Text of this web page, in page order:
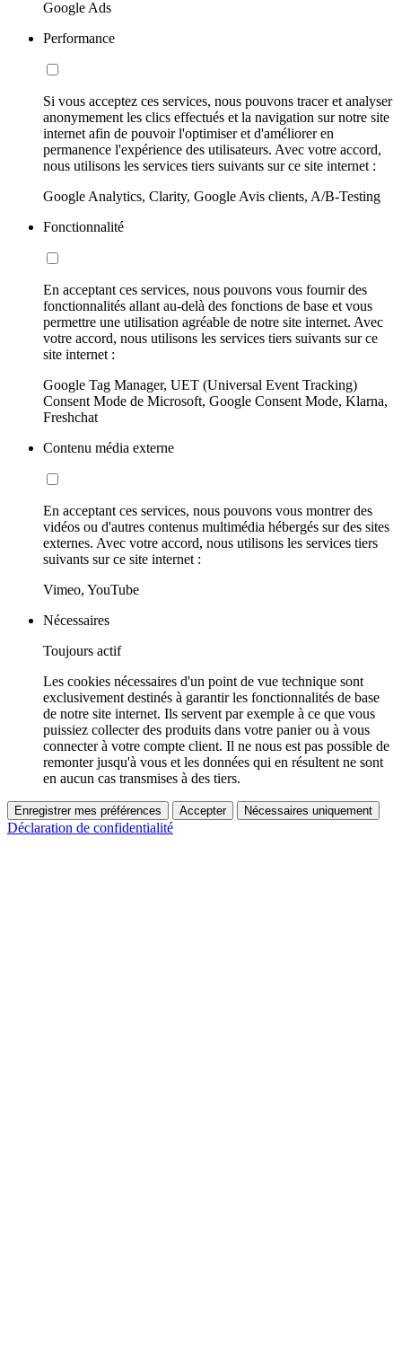
Google Ads
Performance
Si vous acceptez ces services, nous pouvons tracer et analyser
anonymement les clics effectués et la navigation sur notre site
internet afin de pouvoir l'optimiser et d'améliorer en
permanence l'expérience des utilisateurs. Avec votre accord,
nous utilisons les services tiers suivants sur ce site internet :
Google Analytics, Clarity, Google Avis clients, A/B-Testing
Fonctionnalité
En acceptant ces services, nous pouvons vous fournir des
fonctionnalités allant au-delà des fonctions de base et vous
permettre une utilisation agréable de notre site internet. Avec
votre accord, nous utilisons les services tiers suivants sur ce
site internet :
Google Tag Manager, UET (Universal Event Tracking)
Consent Mode de Microsoft, Google Consent Mode, Klarna,
Freshchat
Contenu média externe
En acceptant ces services, nous pouvons vous montrer des
vidéos ou d'autres contenus multimédia hébergés sur des sites
externes. Avec votre accord, nous utilisons les services tiers
suivants sur ce site internet :
Vimeo, YouTube
Nécessaires
Toujours actif
Les cookies nécessaires d'un point de vue technique sont
exclusivement destinés à garantir les fonctionnalités de base
de notre site internet. Ils servent par exemple à ce que vous
puissiez collecter des produits dans votre panier ou à vous
connecter à votre compte client. Il ne nous est pas possible de
remonter jusqu'à vous et les données qui en résultent ne sont
en aucun cas transmises à des tiers.
Enregistrer mes préférences Accepter Nécessaires uniquement
Déclaration de confidentialité